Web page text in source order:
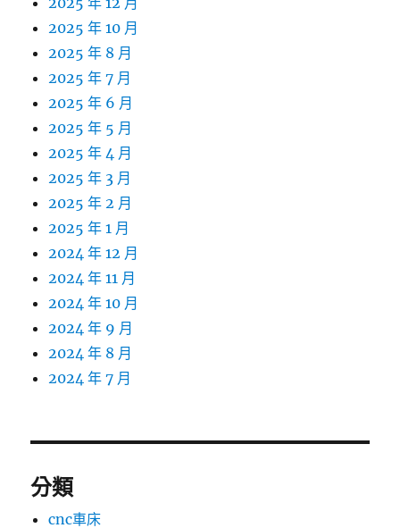
2025 年 10 月
2025 年 8 月
2025 年 7 月
2025 年 6 月
2025 年 5 月
2025 年 4 月
2025 年 3 月
2025 年 2 月
2025 年 1 月
2024 年 12 月
2024 年 11 月
2024 年 10 月
2024 年 9 月
2024 年 8 月
2024 年 7 月
分類
cnc車床